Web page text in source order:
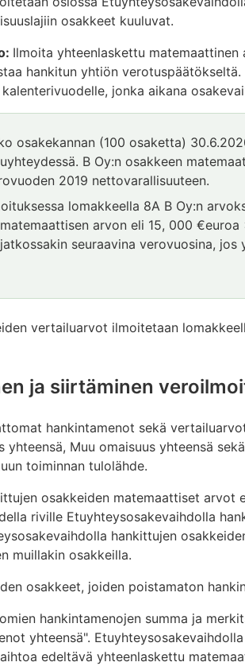
osakkeet kuuluvat.
Ilmoita yhteenlaskettu matemaattinen
hankitun yhtiön verotuspäätökseltä.
jonka aikana
osakekannan (100 osaketta)
B Oy:n osakkeen
2019 nettovarallisuuteen.
lomakkeella 8A B Oy:n
arvon eli 15, 000
seuraavina verovuosina, jos
vertailuarvot ilmoitetaan
ja siirtäminen
hankintamenot sekä
yhteensä, Muu omaisuus yhteensä
toiminnan tulolähde.
osakkeiden matemaattiset arvot
riville Etuyhteysosakevaihdolla
hankittujen
muillakin osakkeilla.
osakkeet, joiden poistamaton
hankintamenojen summa ja
yhteensä".
edeltävä yhteenlaskettu